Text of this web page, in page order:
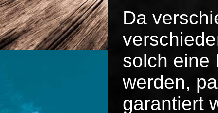
Da
solch eine
werden,
garantiert